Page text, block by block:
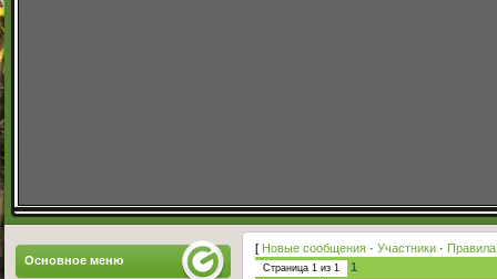
[ Новые сообщения · Участники ·
Страница 1 из 1
1
Основное меню